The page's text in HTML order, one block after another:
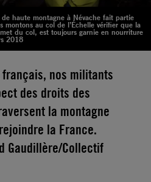
haute montagne à Névache fait partie
montons au col de l’Échelle vérifier que la
du col, est toujours garnie en nourriture
2018
nos militants
des droits des
la montagne
la France.
Gaudillère/Collectif